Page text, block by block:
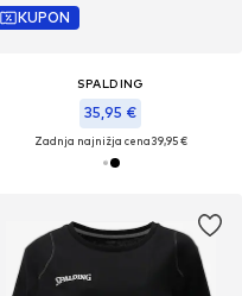
KUPON
SPALDING
35,95 €
Zadnja najnižja cena39,95 €